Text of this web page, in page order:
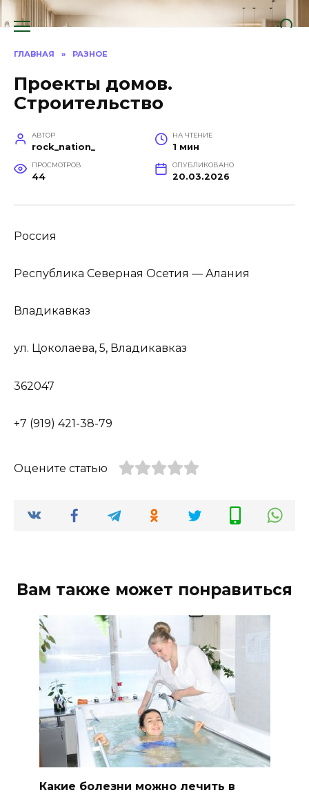
Перейти
к
ГЛАВНАЯ » РАЗНОЕ
Проекты домов.
Строительство
АВТОР
rock_nation_
НА ЧТЕНИЕ
1 мин
ПРОСМОТРОВ
44
ОПУБЛИКОВАНО
20.03.2026
Россия
Республика Северная Осетия — Алания
Владикавказ
ул. Цоколаева, 5, Владикавказ
362047
+7 (919) 421-38-79
Оцените статью
Вам также может понравиться
Какие болезни можно лечить в